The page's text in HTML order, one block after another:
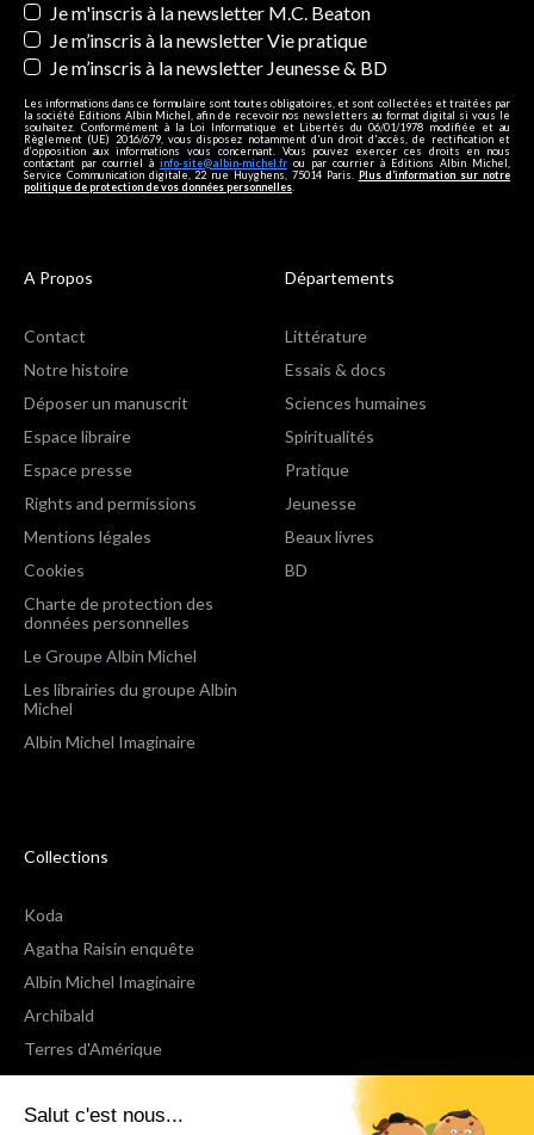
Salut c'est nous...
Je m'inscris à la newsletter M.C. Beaton
Je m’inscris à la newsletter Vie pratique
Je m’inscris à la newsletter Jeunesse & BD
Les informations dans ce formulaire sont toutes obligatoires, et sont collectées et traitées par
la société Editions Albin Michel, afin de recevoir nos newsletters au format digital si vous le
souhaitez. Conformément à la Loi Informatique et Libertés du 06/01/1978 modifiée et au
Règlement (UE) 2016/679, vous disposez notamment d'un droit d'accès, de rectification et
d’opposition aux informations vous concernant. Vous pouvez exercer ces droits en nous
contactant par courriel à info-site@albin-michel.fr ou par courrier à Editions Albin Michel,
Service Communication digitale, 22 rue Huyghens, 75014 Paris. Plus d’information sur notre
politique de protection de vos données personnelles
A Propos
Contact
Notre histoire
Déposer un manuscrit
Espace libraire
Espace presse
Rights and permissions
Mentions légales
Cookies
Charte de protection des
données personnelles
Le Groupe Albin Michel
Les librairies du groupe Albin
Michel
Albin Michel Imaginaire
Départements
Littérature
Essais & docs
Sciences humaines
Spiritualités
Pratique
Jeunesse
Beaux livres
BD
Collections
Koda
Agatha Raisin enquête
Albin Michel Imaginaire
Archibald
Terres d'Amérique
Espaces Libres Poche
NOX